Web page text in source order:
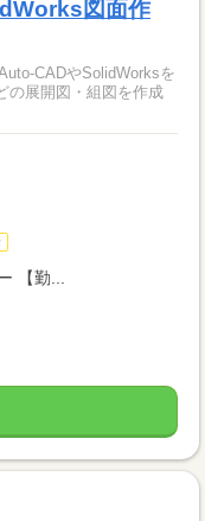
図面作
CADやSolidWorksを
の展開図・組図を作成
【勤...